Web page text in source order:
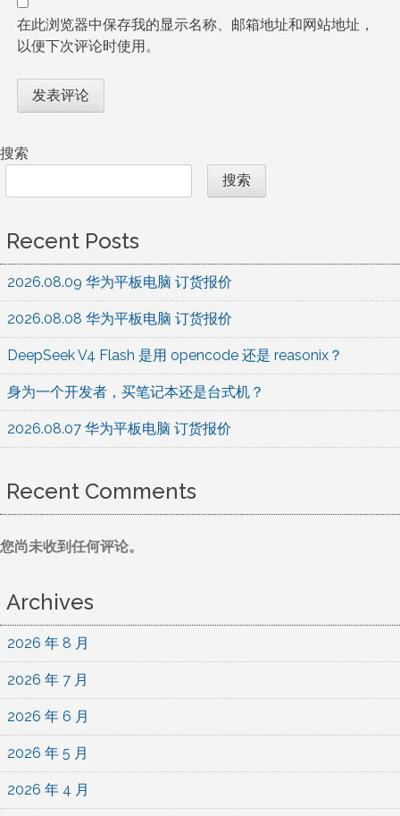
在此浏览器中保存我的显示名称、邮箱地址和网站地址，
以便下次评论时使用。
搜索
搜索
Recent Posts
2026.08.09 华为平板电脑 订货报价
2026.08.08 华为平板电脑 订货报价
DeepSeek V4 Flash 是用 opencode 还是 reasonix？
身为一个开发者，买笔记本还是台式机？
2026.08.07 华为平板电脑 订货报价
Recent Comments
您尚未收到任何评论。
Archives
2026 年 8 月
2026 年 7 月
2026 年 6 月
2026 年 5 月
2026 年 4 月